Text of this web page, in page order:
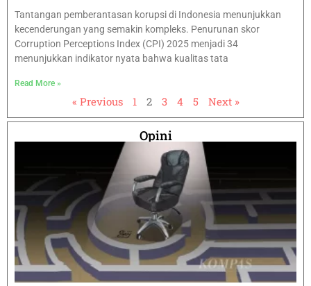
Tantangan pemberantasan korupsi di Indonesia menunjukkan
kecenderungan yang semakin kompleks. Penurunan skor
Corruption Perceptions Index (CPI) 2025 menjadi 34
menunjukkan indikator nyata bahwa kualitas tata
Read More »
« Previous 1 2 3 4 5 Next »
Opini